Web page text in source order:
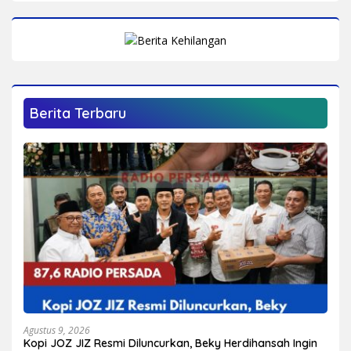
Berita Terbaru
Agustus 9, 2026
Kopi JOZ JIZ Resmi Diluncurkan, Beky Herdihansah Ingin